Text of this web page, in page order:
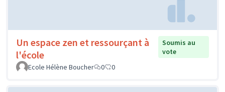
Un espace zen et ressourçant à
l'école
Soumis au
vote
Ecole Hélène Boucher
0 0